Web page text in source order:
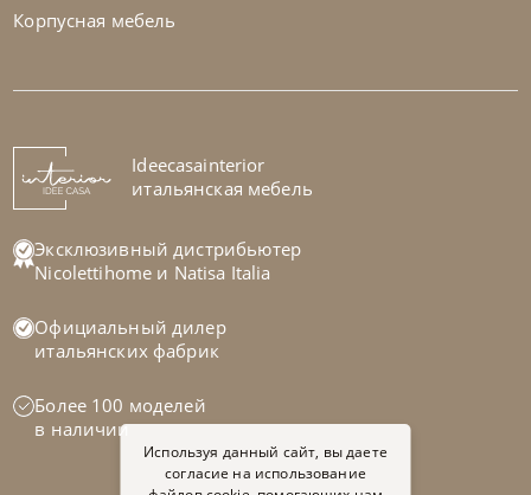
Стул Sveva
На заказ 45-90 дн
Корпусная мебель
Ideecasainterior
итальянская мебель
Эксклюзивный дистрибьютер
Nicolettihome и Natisa Italia
Официальный дилер
итальянских фабрик
Более 100 моделей
в наличии
Используя данный сайт, вы даете
согласие на использование